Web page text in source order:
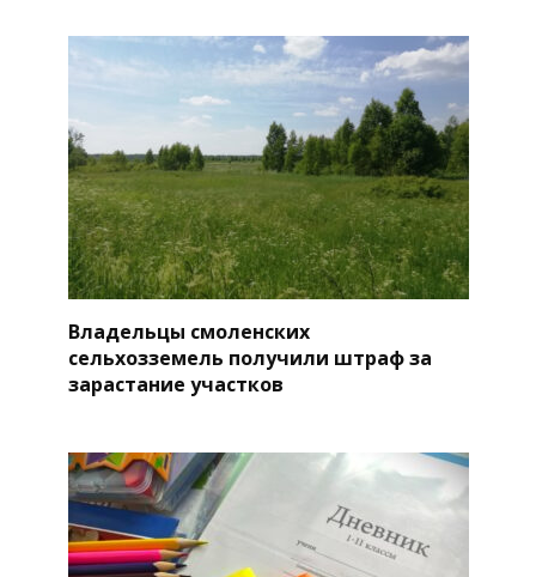
Владельцы смоленских
сельхозземель получили штраф за
зарастание участков